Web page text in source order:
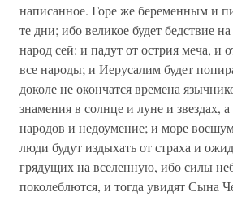
написанное. Горе же беременным и
те дни; ибо великое будет бедствие
народ сей: и падут от острия меча, и
все народы; и Иерусалим будет
доколе не окончатся времена
знамения в солнце и луне и звездах,
народов и недоумение; и море
люди будут издыхать от страха и
грядущих на вселенную, ибо силы
поколеблются, и тогда увидят Сына